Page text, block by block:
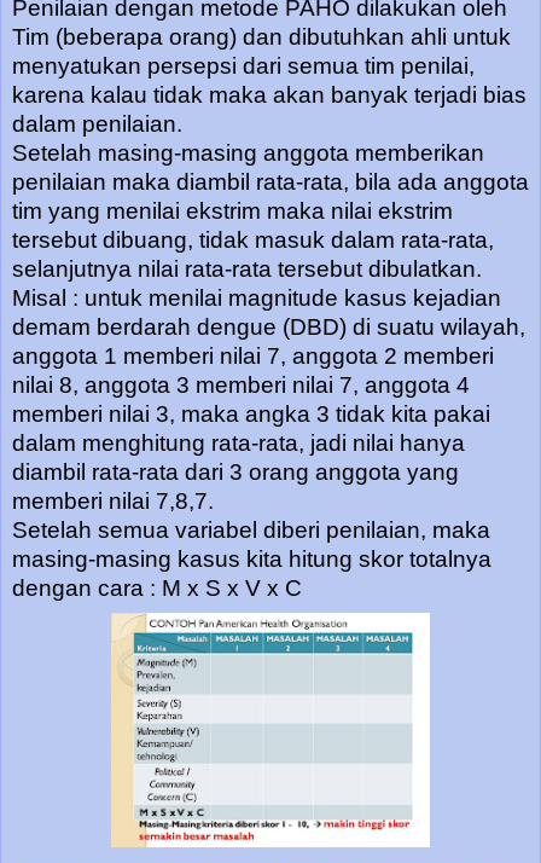
Penilaian dengan metode PAHO dilakukan oleh
Tim (beberapa orang) dan dibutuhkan ahli untuk
menyatukan persepsi dari semua tim penilai,
karena kalau tidak maka akan banyak terjadi bias
dalam penilaian.
Setelah masing-masing anggota memberikan
penilaian maka diambil rata-rata, bila ada anggota
tim yang menilai ekstrim maka nilai ekstrim
tersebut dibuang, tidak masuk dalam rata-rata,
selanjutnya nilai rata-rata tersebut dibulatkan.
Misal : untuk menilai magnitude kasus kejadian
demam berdarah dengue (DBD) di suatu wilayah,
anggota 1 memberi nilai 7, anggota 2 memberi
nilai 8, anggota 3 memberi nilai 7, anggota 4
memberi nilai 3, maka angka 3 tidak kita pakai
dalam menghitung rata-rata, jadi nilai hanya
diambil rata-rata dari 3 orang anggota yang
memberi nilai 7,8,7.
Setelah semua variabel diberi penilaian, maka
masing-masing kasus kita hitung skor totalnya
dengan cara : M x S x V x C